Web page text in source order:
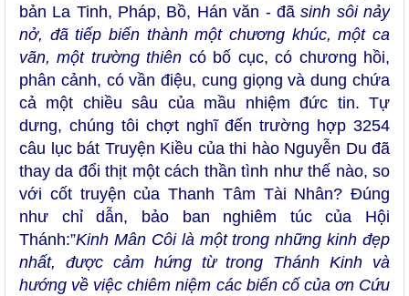
bản La Tinh, Pháp, Bồ, Hán văn - đãsinh sôi nảy
nở, đã tiếp biến thành một chương khúc, một ca
vãn, một trường thiên có bố cục, có chương hồi,
phân cảnh, có vần điệu, cung giọng và dung chứa
cả một chiều sâu của mầu nhiệm đức tin. Tự
dưng, chúng tôi chợt nghĩ đến trường hợp 3254
câu lục bát Truyện Kiều của thi hào Nguyễn Du đã
thay da đổi thịt một cách thần tình như thế nào, so
với cốt truyện của Thanh Tâm Tài Nhân? Đúng
như chỉ dẫn, bảo ban nghiêm túc của Hội
Thánh:”Kinh Mân Côi là một trong những kinh đẹp
nhất, được cảm hứng từ trong Thánh Kinh và
hướng về việc chiêm niệm các biến cố của ơn Cứu